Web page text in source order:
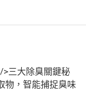
>三大除臭關鍵秘
物，智能捕捉臭味